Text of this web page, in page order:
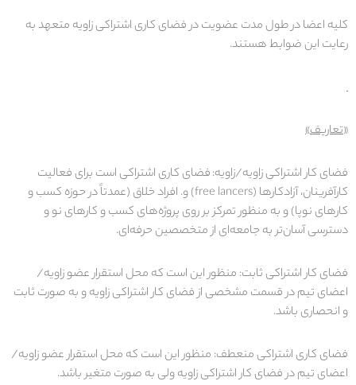
کلیه اعضا در طول مدت عضویت در فضای کاری اشتراکی زاویه متعهد به
رعایت این ضوابط هستند.
«تعاریف»
فضای کار اشتراکی زاویه/زاویه:فضای کاری اشتراکی است برای فعالیت
کارآفرینان، آزادکارها (free lancers) و. افراد خلاق (عمدتاً در حوزه کسب و
کارهای نوپا) و به منظور تمرکز بر روی پروژه‌های کسب و کارهای نو و
دسترسی آسان‌تر به جامعه‌ای از متخصصین حرفه‌ای.
فضای کار اشتراکی ثابت: منظور این است که محل استقرار عضو زاویه/
اعضای تیم در قسمت مشخصی از فضای کار اشتراکی زاویه و به صورت ثابت
و انحصاری باشد.
فضای کاری اشتراکی منعطف: منظور این است که محل استقرار عضو زاویه/
اعضای تیم در فضای کار اشتراکی زاویه ولی به صورت متغیر باشد.